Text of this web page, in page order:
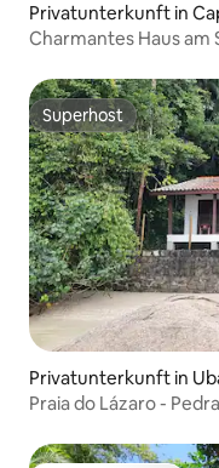
Privatunterkunft in
Charmantes Haus am
Superhost
Superhost
Privatunterkunft in
Praia do Lázaro -